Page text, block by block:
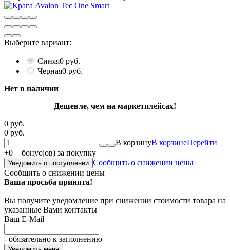
Выберите вариант:
Синяя0 руб.
Черная0 руб.
Нет в наличии
Дешевле, чем на маркетплейсах!
0 руб.
0 руб.
В корзинуВ корзинеПерейти
+0 бонус(ов) за покупку
Уведомить о поступлении Сообщить о снижении цены
Сообщить о снижении цены
Ваша просьба принята!
Вы получите уведомление при снижении стоимости товара на
указанные Вами контакты
Ваш E-Mail
- обязательно к заполнению